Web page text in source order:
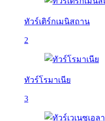
ทัวร์เติร์กเมนิสถาน
2
ทัวร์โรมาเนีย
3